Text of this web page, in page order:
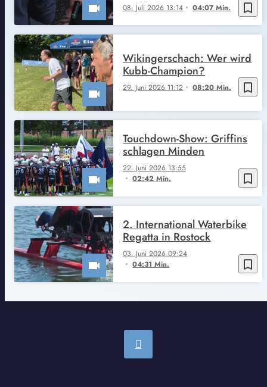
bookmark_border
08. Juli 2026 13:14 04:07 Min.
bookmark_border
29. Juni 2026 11:12 08:20 Min.
Wikingerschach: Wer wird
Kubb-Champion?
bookmark_border
22. Juni 2026 13:55
02:42 Min.
Touchdown-Show: Griffins
schlagen Minden
bookmark_border
03. Juni 2026 09:24
04:31 Min.
2. International Waterbike
Regatta in Rostock